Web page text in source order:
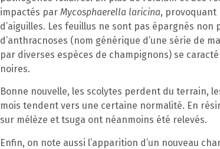
impactés par Mycosphaerella laricina, provoquant
d’aiguilles. Les feuillus ne sont pas épargnés non
d’anthracnoses (nom générique d’une série de
par diverses espèces de champignons) se
noires.
Bonne nouvelle, les scolytes perdent du terrain,
mois tendent vers une certaine normalité. En
sur mélèze et tsuga ont néanmoins été relevés.
Enfin, on note aussi l’apparition d’un nouveau